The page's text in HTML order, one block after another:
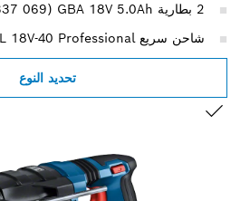
شاحن سريع GAL 18V-40 Professional ‏(‎2 607 226 267)
تحديد النوع